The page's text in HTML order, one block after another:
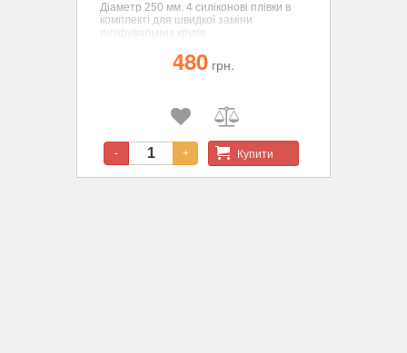
Діаметр 250 мм. 4 силіконові плівки в
комплекті для швидкої заміни
шліфувальних кругів.
480 грн.
- + Купити